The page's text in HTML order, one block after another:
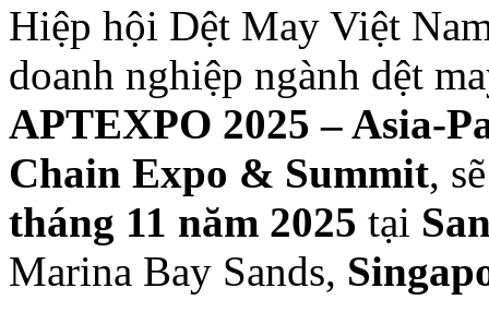
Hiệp hội Dệt May Việt
doanh nghiệp ngành dệt
APTEXPO 2025 – Asia-
Chain Expo & Summit,
tháng 11 năm 2025 tại
Marina Bay Sands,